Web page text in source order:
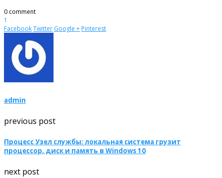
0 comment
1
FacebookTwitter Google + Pinterest
admin
previous post
Процесс Узел службы: локальная система грузит
процессор, диск и память в Windows 10
next post